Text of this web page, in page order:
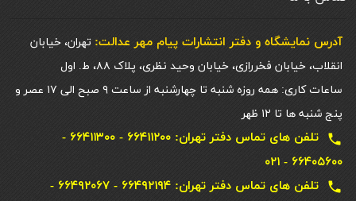
آدرس نمایشگاه و دفتر انتشارات پيام مهر عدالت: تهران، خیابان
انقلاب، خیابان فخررازی، خیابان وحید نظری، پلاک ۸۸، ط. اول
ساعات کاری: همه روزه شنبه تا چهارشنبه از ساعت ۹ صبح الی ۱۷ عصر و
پنج شنبه ها تا ۱۲ ظهر
local_phone
تلفن های تماس دفتر تهران: ۶۶۴۱۱۲۰۰ - ۶۶۴۱۱۳۰۰ -
۶۶۴۰۵۶۰۰ - ۰۲۱
local_phone
تلفن های تماس دفتر تهران: ۶۶۴۹۲۱۹۴ - ۶۶۴۹۲۰۶۷ -